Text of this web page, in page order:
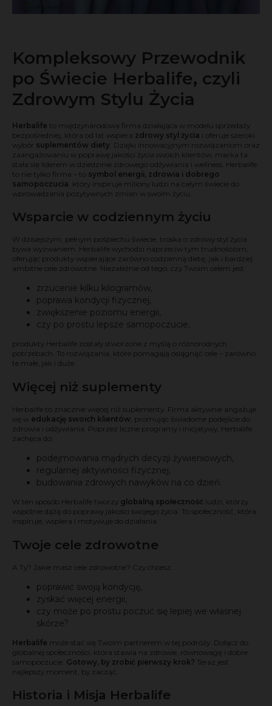
Kompleksowy Przewodnik
po Świecie Herbalife, czyli
Zdrowym Stylu Życia
Herbalife to międzynarodowa firma działająca w modelu sprzedaży
bezpośredniej, która od lat wspiera zdrowy styl życia i oferuje szeroki
wybór suplementów diety . Dzięki innowacyjnym rozwiązaniom oraz
zaangażowaniu w poprawę jakości życia swoich klientów, marka ta
stała się liderem w dziedzinie zdrowego odżywiania i wellness. Herbalife
to nie tylko firma – to symbol energii, zdrowia i dobrego
samopoczucia , który inspiruje miliony ludzi na całym świecie do
wprowadzania pozytywnych zmian w swoim życiu.
Wsparcie w codziennym życiu
W dzisiejszym, pełnym pośpiechu świecie, troska o zdrowy styl życia
bywa wyzwaniem. Herbalife wychodzi naprzeciw tym trudnościom,
oferując produkty wspierające zarówno codzienną dietę, jak i bardziej
ambitne cele zdrowotne. Niezależnie od tego, czy Twoim celem jest:
zrzucenie kilku kilogramów,
poprawa kondycji fizycznej,
zwiększenie poziomu energii,
czy po prostu lepsze samopoczucie,
produkty Herbalife zostały stworzone z myślą o różnorodnych
potrzebach. To rozwiązania, które pomagają osiągnąć cele – zarówno
te małe, jak i duże.
Więcej niż suplementy
Herbalife to znacznie więcej niż suplementy. Firma aktywnie angażuje
się w edukację swoich klientów , promując świadome podejście do
zdrowia i odżywiania. Poprzez liczne programy i inicjatywy, Herbalife
zachęca do:
podejmowania mądrych decyzji żywieniowych,
regularnej aktywności fizycznej,
budowania zdrowych nawyków na co dzień.
W ten sposób Herbalife tworzy globalną społeczność ludzi, którzy
wspólnie dążą do poprawy jakości swojego życia. To społeczność, która
inspiruje, wspiera i motywuje do działania.
Twoje cele zdrowotne
A Ty? Jakie masz cele zdrowotne? Czy chcesz:
poprawić swoją kondycję,
zyskać więcej energii,
czy może po prostu poczuć się lepiej we własnej
skórze?
Herbalife może stać się Twoim partnerem w tej podróży. Dołącz do
globalnej społeczności, która stawia na zdrowie, równowagę i dobre
samopoczucie. Gotowy, by zrobić pierwszy krok? Teraz jest
najlepszy moment, by zacząć.
Historia i Misja Herbalife